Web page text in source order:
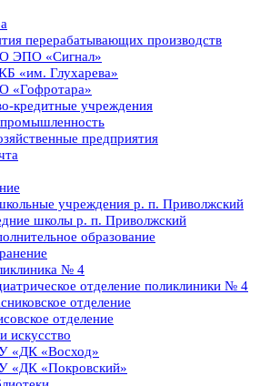
перерабатывающих производств
ЭПО «Сигнал»
«им. Глухарева»
«Гофротара»
кредитные учреждения
предприятия
учреждения р. п. Приволжский
школы р. п. Приволжский
образование
№ 4
отделение поликлиники № 4
отделение
отделение
искусство
«ДК «Восход»
«ДК «Покровский»